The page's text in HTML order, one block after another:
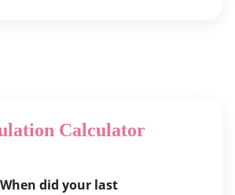
Calculator
When did your last